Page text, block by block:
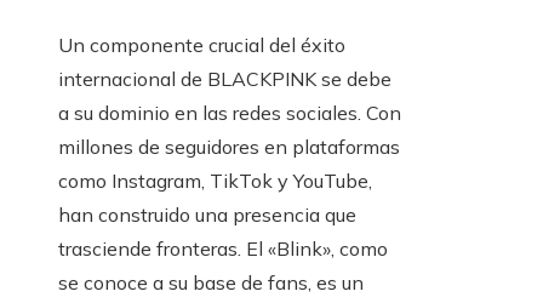
Un componente crucial del éxito
internacional de BLACKPINK se debe
a su dominio en las redes sociales. Con
millones de seguidores en plataformas
como Instagram, TikTok y YouTube,
han construido una presencia que
trasciende fronteras. El «Blink», como
se conoce a su base de fans, es un